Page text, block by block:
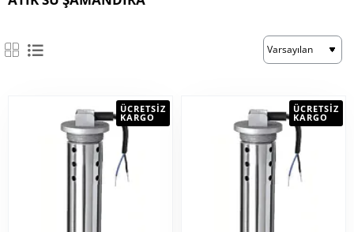
ÜCRETSIZ
KARGO
ÜCRETSIZ
KARGO